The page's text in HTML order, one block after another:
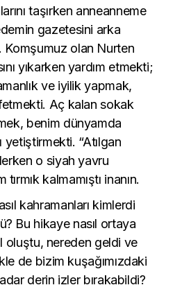
taşırken anneanneme
gazetesini arka
olan Nurten
yıkarken yardım etmekti;
ve iyilik yapmak,
Aç kalan sokak
benim dünyamda
yetiştirmekti. “Atılgan
o siyah yavru
kalmamıştı inanın.
kahramanları kimlerdi
Bu hikaye nasıl ortaya
oluştu, nereden geldi ve
de bizim kuşağımızdaki
derin izler bırakabildi?